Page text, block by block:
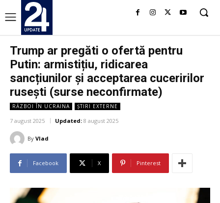
Trump ar pregăti o ofertă pentru
Putin: armistițiu, ridicarea
sancțiunilor și acceptarea cuceririlor
rusești (surse neconfirmate)
RĂZBOI ÎN UCRAINA ȘTIRI EXTERNE
7 august 2025 Updated: 8 august 2025
By Vlad
Facebook X Pinterest